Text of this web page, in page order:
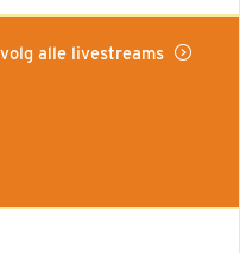
alle livestreams